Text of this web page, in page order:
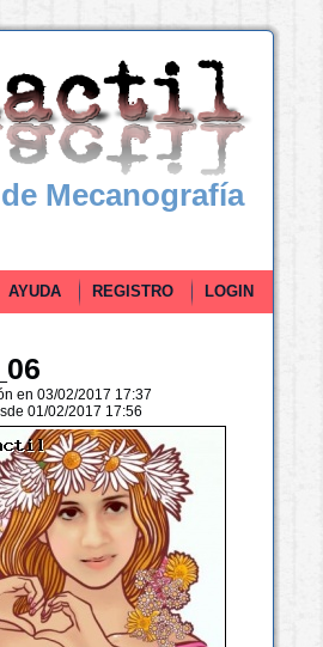
Mecanografía
AYUDA REGISTRO LOGIN
en 03/02/2017 17:37
01/02/2017 17:56